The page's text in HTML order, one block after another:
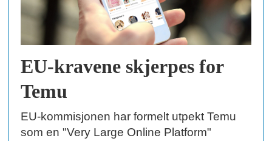
EU-kravene skjerpes for
Temu
EU-kommisjonen har formelt utpekt Temu
som en "Very Large Online Platform"